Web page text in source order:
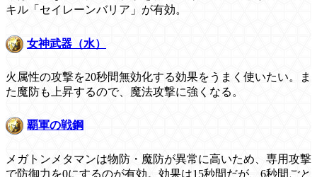
キル「セイレーンバリア」が有効。
女神武器（水）
火属性の攻撃を20秒間無効化する効果をうまく使いたい。ま
た魔防も上昇するので、魔法攻撃に強くなる。
覇軍の戦鋼
メガトンメタマンは物防・魔防が異常に高いため、専用攻撃
で防御力を0にするのが有効。効果は15秒間だが、6秒間ごと